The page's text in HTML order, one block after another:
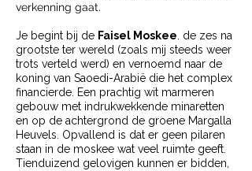
verkenning gaat.
Je begint bij de Faisel Moskee . de zes na
grootste ter wereld (zoals mij steeds weer
trots verteld werd) en vernoemd naar de
koning van Saoedi-Arabië die het complex
financierde. Een prachtig wit marmeren
gebouw met indrukwekkende minaretten
en op de achtergrond de groene Margalla
Heuvels. Opvallend is dat er geen pilaren
staan in de moskee wat veel ruimte geeft.
Tienduizend gelovigen kunnen er bidden,